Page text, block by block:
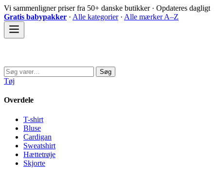
Spring
til
indhold
Vi sammenligner priser fra 50+ danske butikker · Opdateres dagligt
Gratis babypakker · Alle kategorier· Alle mærker A–Z
Søg
efter:
Søg
Tøj
Overdele
T-shirt
Bluse
Cardigan
Sweatshirt
Hættetrøje
Skjorte